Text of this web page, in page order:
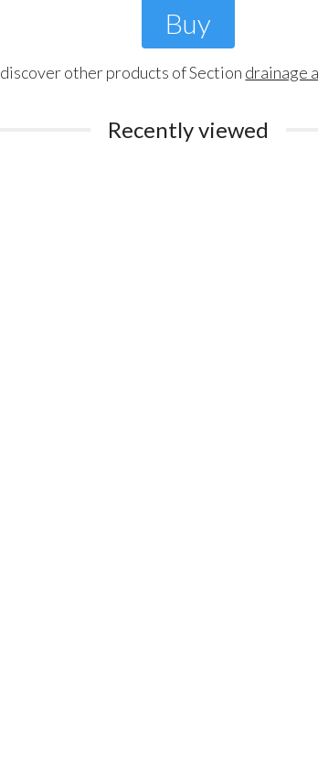
Buy
discover other products of Section drainage
Recently viewed